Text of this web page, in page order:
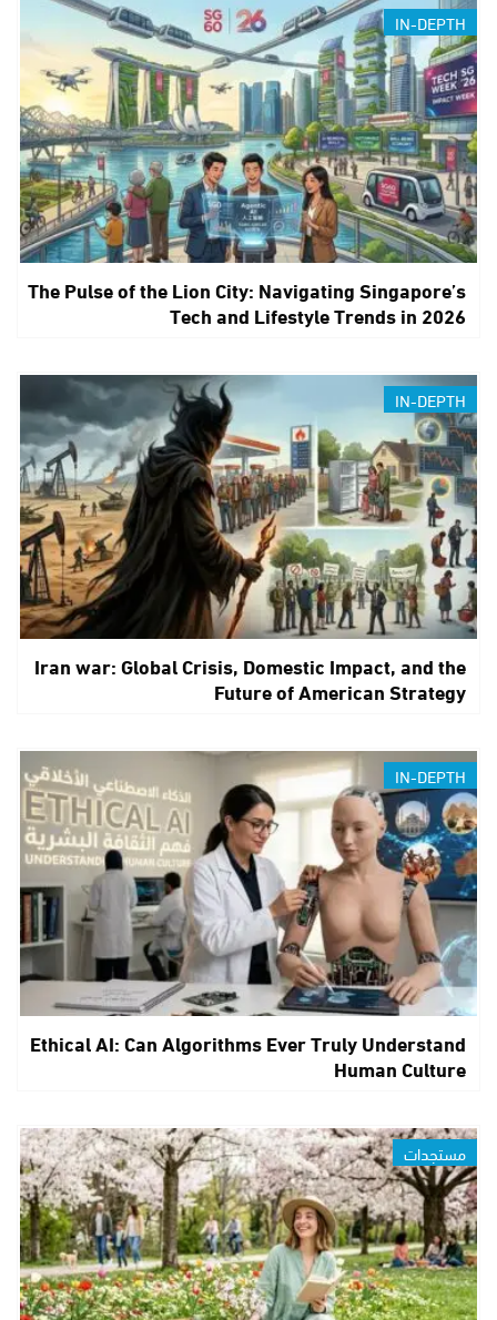
IN-DEPTH
The Pulse of the Lion City: Navigating Singapore’s
Tech and Lifestyle Trends in 2026
IN-DEPTH
Iran war: Global Crisis, Domestic Impact, and the
Future of American Strategy
IN-DEPTH
Ethical AI: Can Algorithms Ever Truly Understand
Human Culture
مستجدات